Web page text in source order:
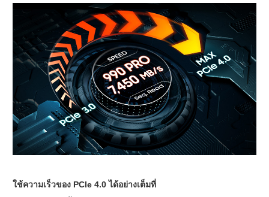
ใช้ความเร็วของ PCIe 4.0 ได้อย่างเต็มที่